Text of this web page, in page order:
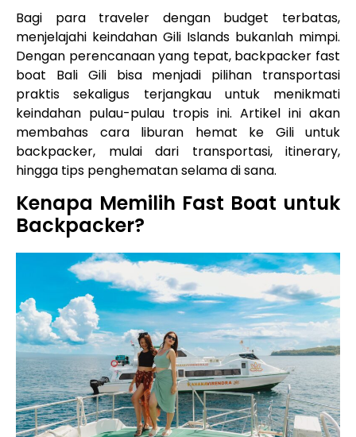
Bagi para traveler dengan budget terbatas,
menjelajahi keindahan Gili Islands bukanlah mimpi.
Dengan perencanaan yang tepat, backpacker fast
boat Bali Gili bisa menjadi pilihan transportasi
praktis sekaligus terjangkau untuk menikmati
keindahan pulau-pulau tropis ini. Artikel ini akan
membahas cara liburan hemat ke Gili untuk
backpacker, mulai dari transportasi, itinerary,
hingga tips penghematan selama di sana.
Kenapa Memilih Fast Boat untuk
Backpacker?